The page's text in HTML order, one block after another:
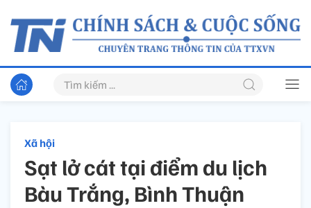
Xã hội
Sạt lở cát tại điểm du lịch
Bàu Trắng, Bình Thuận